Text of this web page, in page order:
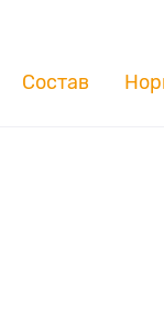
Состав